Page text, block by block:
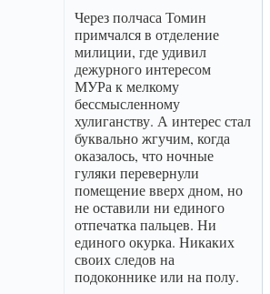
Через полчаса Томин
примчался в отделение
милиции, где удивил
дежурного интересом
МУРа к мелкому
бессмысленному
хулиганству. А интерес стал
буквально жгучим, когда
оказалось, что ночные
гуляки перевернули
помещение вверх дном, но
не оставили ни единого
отпечатка пальцев. Ни
единого окурка. Никаких
своих следов на
подоконнике или на полу.